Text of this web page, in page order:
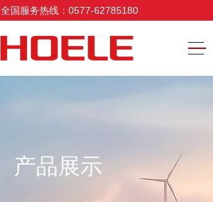
全国服务热线：0577-62785180
产品展示